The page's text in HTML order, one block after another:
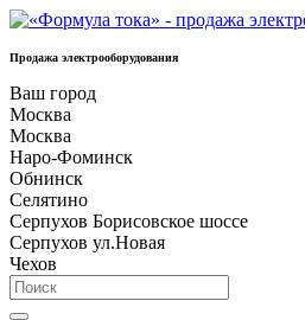
Продажа электрооборудования
Ваш город
Москва
Москва
Наро-Фоминск
Обнинск
Селятино
Серпухов Борисовское шоссе
Серпухов ул.Новая
Чехов